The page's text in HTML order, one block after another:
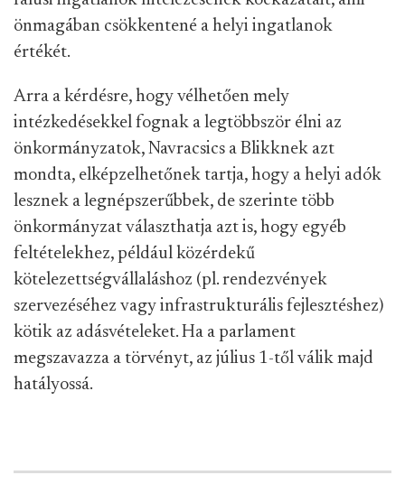
önmagában csökkentené a helyi ingatlanok
értékét.
Arra a kérdésre, hogy vélhetően mely
intézkedésekkel fognak a legtöbbször élni az
önkormányzatok, Navracsics a Blikknek azt
mondta, elképzelhetőnek tartja, hogy a helyi adók
lesznek a legnépszerűbbek, de szerinte több
önkormányzat választhatja azt is, hogy egyéb
feltételekhez, például közérdekű
kötelezettségvállaláshoz (pl. rendezvények
szervezéséhez vagy infrastrukturális fejlesztéshez)
kötik az adásvételeket. Ha a parlament
megszavazza a törvényt, az július 1-től válik majd
hatályossá.